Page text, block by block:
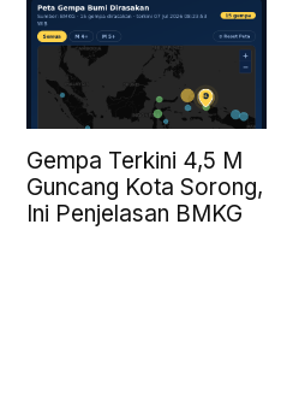
Gempa Terkini 4,5 M
Guncang Kota Sorong,
Ini Penjelasan BMKG